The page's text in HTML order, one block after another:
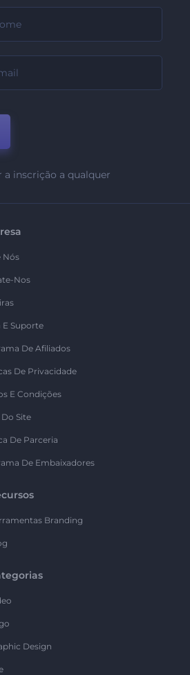
a inscrição a qualquer
Nós
Nos
E Suporte
De Afiliados
De Privacidade
E Condições
Site
De Parceria
De Embaixadores
Branding
Design